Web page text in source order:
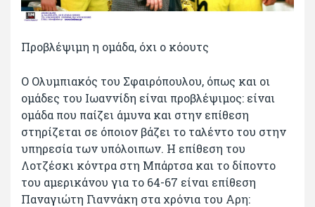
Προβλέψιμη η ομάδα, όχι ο κόουτς
Ο Ολυμπιακός του Σφαιρόπουλου, όπως και οι
ομάδες του Ιωαννίδη είναι προβλέψιμος: είναι
ομάδα που παίζει άμυνα και στην επίθεση
στηρίζεται σε όποιον βάζει το ταλέντο του στην
υπηρεσία των υπόλοιπων. Η επίθεση του
Λοτζέσκι κόντρα στη Μπάρτσα και το δίποντο
του αμερικάνου για το 64-67 είναι επίθεση
Παναγιώτη Γιαννάκη στα χρόνια του Αρη: